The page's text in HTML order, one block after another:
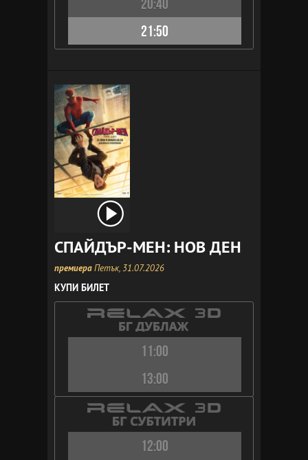
20:40
21:50
СПАЙДЪР-МЕН: НОВ ДЕН
премиераПетък, 31.07.2026
КУПИ БИЛЕТ
11:00
13:00
12:00